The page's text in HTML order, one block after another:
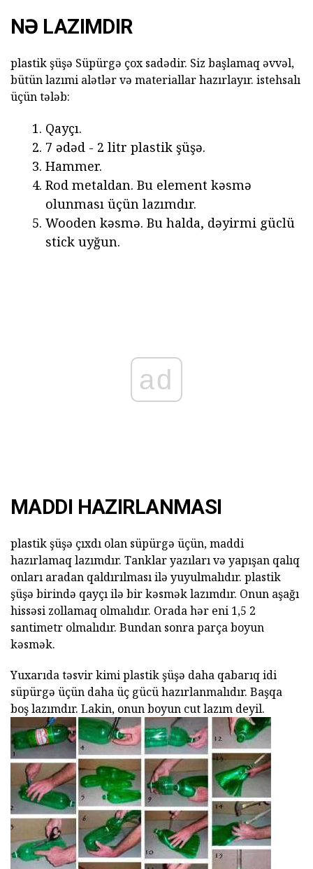
NƏ LAZIMDIR
plastik şüşə Süpürgə çox sadədir. Siz başlamaq əvvəl,
bütün lazımi alətlər və materiallar hazırlayır. istehsalı
üçün tələb:
Qayçı.
7 ədəd - 2 litr plastik şüşə.
Hammer.
Rod metaldan. Bu element kəsmə
olunması üçün lazımdır.
Wooden kəsmə. Bu halda, dəyirmi güclü
stick uyğun.
ad
MADDI HAZIRLANMASI
plastik şüşə çıxdı olan süpürgə üçün, maddi
hazırlamaq lazımdır. Tanklar yazıları və yapışan qalıq
onları aradan qaldırılması ilə yuyulmalıdır. plastik
şüşə birində qayçı ilə bir kəsmək lazımdır. Onun aşağı
hissəsi zollamaq olmalıdır. Orada hər eni 1,5 2
santimetr olmalıdır. Bundan sonra parça boyun
kəsmək.
Yuxarıda təsvir kimi plastik şüşə daha qabarıq idi
süpürgə üçün daha üç gücü hazırlanmalıdır. Başqa
boş lazımdır. Lakin, onun boyun cut lazım deyil.